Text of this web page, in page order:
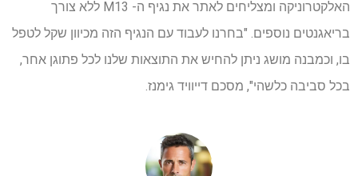
האלקטרוניקה ומצליחים לאתר את נגיף ה- M13 ללא צורך
בריאגנטים נוספים. "בחרנו לעבוד עם הנגיף הזה מכיוון שקל לטפל
בו, וכמבנה מושג ניתן להחיש את התוצאות שלנו לכל פתוגן אחר,
בכל סביבה כלשהי", מסכם דייוויד גימנז.